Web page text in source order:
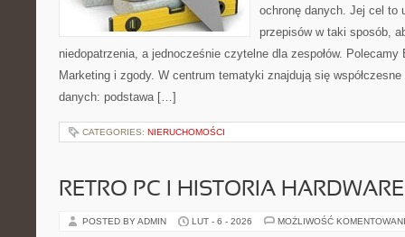
ochronę danych. Jej cel to
przepisów w taki sposób,
niedopatrzenia, a jednocześnie czytelne dla zespołów.
Marketing i zgody. W centrum tematyki znajdują się
danych: podstawa […]
CATEGORIES: NIERUCHOMOŚCI
RETRO PC I HISTORIA
POSTED BY ADMIN LUT - 6 - 2026 MOŻLIWOŚĆ